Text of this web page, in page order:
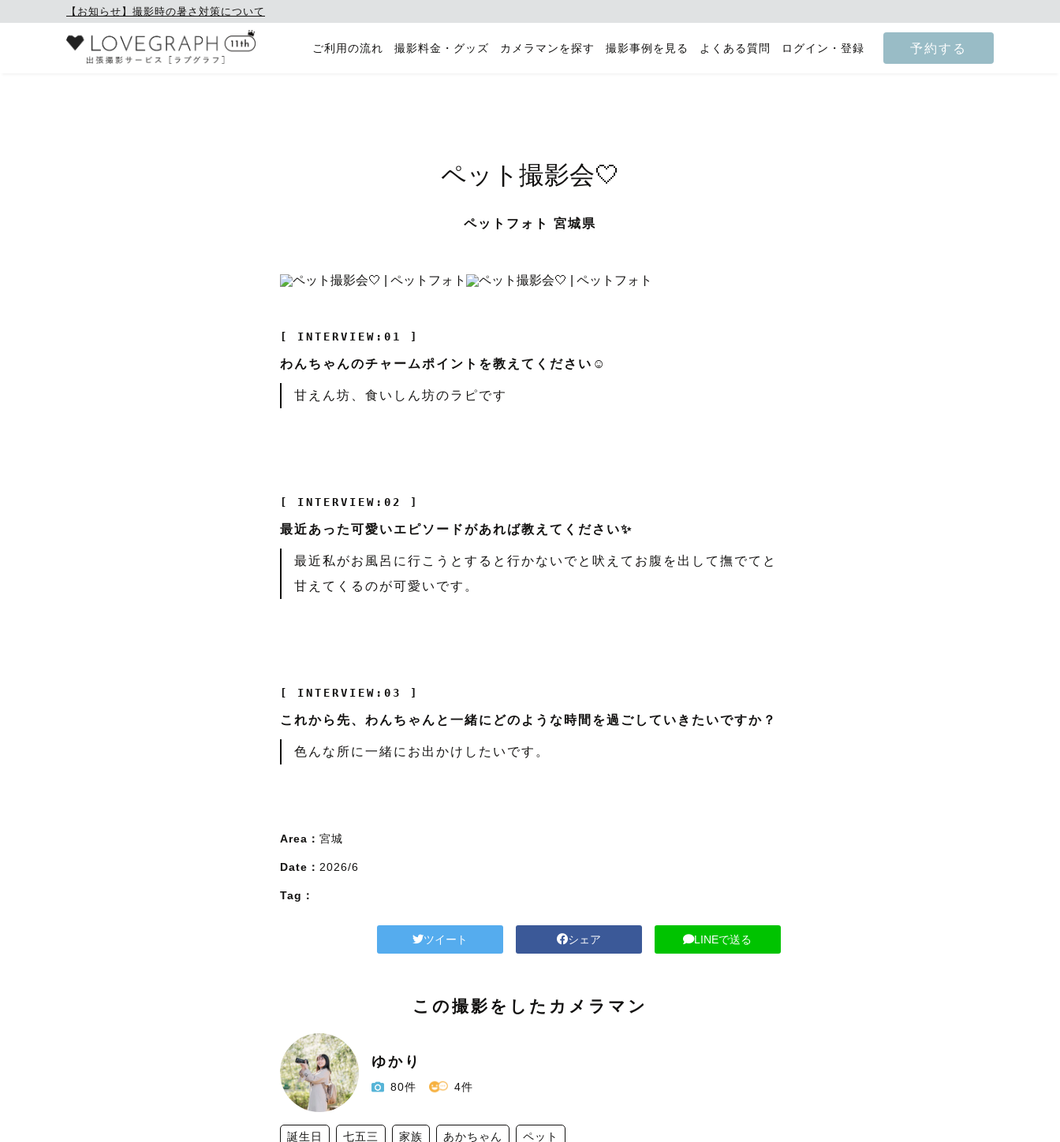
【お知らせ】撮影時の暑さ対策について
ご利用の流れ 撮影料金・グッズ カメラマンを探す 撮影事例を見る よくある質問 ログイン・登録 予約する
ペット撮影会🤍
ペットフォト 宮城県
[ INTERVIEW:01 ]
わんちゃんのチャームポイントを教えてください☺️
甘えん坊、食いしん坊のラピです
[ INTERVIEW:02 ]
最近あった可愛いエピソードがあれば教えてください✨
最近私がお風呂に行こうとすると行かないでと吠えてお腹を出して撫でてと
甘えてくるのが可愛いです。
[ INTERVIEW:03 ]
これから先、わんちゃんと一緒にどのような時間を過ごしていきたいですか？
色んな所に一緒にお出かけしたいです。
Area： 宮城
Date： 2026/6
Tag：
ツイート シェア LINEで送る
この撮影をしたカメラマン
ゆかり
80件 4件
誕生日 七五三 家族 あかちゃん ペット